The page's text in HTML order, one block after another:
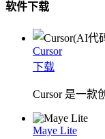
软件下载
Cursor
下载
Cursor 是一款
Maye Lite